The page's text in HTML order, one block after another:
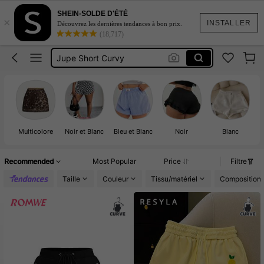
INSTALLER
×
SHEIN-SOLDE D'ÉTÉ
Découvrez les dernières tendances à bon prix.
(18,717)
Short Femme Curvy
Jupe Short Curvy
Bermuda Femme Curvy
Jupe Curvy
Short Femme Curvy
Multicolore Noir et Blanc Bleu et Blanc Noir Blanc
Recommended Most Popular Price
Filtre
Taille
Couleur Tissu/matériel Composition